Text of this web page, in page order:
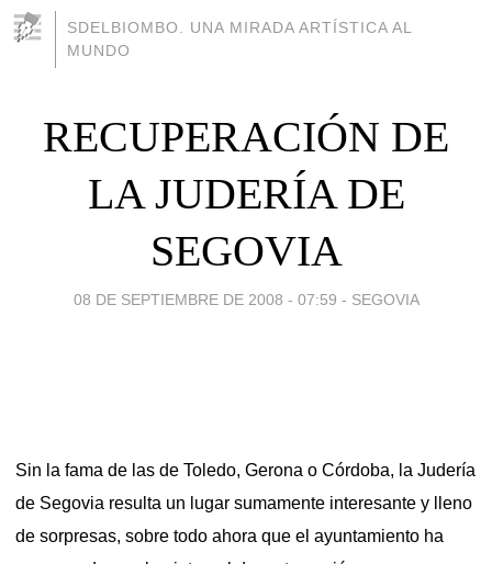
SDELBIOMBO. UNA MIRADA ARTÍSTICA AL
MUNDO
RECUPERACIÓN DE
LA JUDERÍA DE
SEGOVIA
08 DE SEPTIEMBRE DE 2008 - 07:59 - SEGOVIA
Sin la fama de las de Toledo, Gerona o Córdoba, la Judería
de Segovia resulta un lugar sumamente interesante y lleno
de sorpresas, sobre todo ahora que el ayuntamiento ha